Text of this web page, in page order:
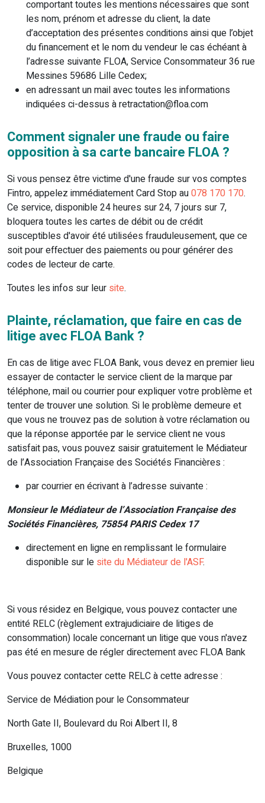
comportant toutes les mentions nécessaires que sont
les nom, prénom et adresse du client, la date
d’acceptation des présentes conditions ainsi que l’objet
du financement et le nom du vendeur le cas échéant à
l’adresse suivante FLOA, Service Consommateur 36 rue
Messines 59686 Lille Cedex;
en adressant un mail avec toutes les informations
indiquées ci-dessus à retractation@floa.com
Comment signaler une fraude ou faire
opposition à sa carte bancaire FLOA ?
Si vous pensez être victime d'une fraude sur vos comptes
Fintro, appelez immédiatement Card Stop au078 170 170.
Ce service, disponible 24 heures sur 24, 7 jours sur 7,
bloquera toutes les cartes de débit ou de crédit
susceptibles d'avoir été utilisées frauduleusement, que ce
soit pour effectuer des paiements ou pour générer des
codes de lecteur de carte.
Toutes les infos sur leur site.
Plainte, réclamation, que faire en cas de
litige avec FLOA Bank ?
En cas de litige avec FLOA Bank, vous devez en premier lieu
essayer de contacter le service client de la marque par
téléphone, mail ou courrier pour expliquer votre problème et
tenter de trouver une solution. Si le problème demeure et
que vous ne trouvez pas de solution à votre réclamation ou
que la réponse apportée par le service client ne vous
satisfait pas, vous pouvez saisir gratuitement le Médiateur
de l’Association Française des Sociétés Financières :
par courrier en écrivant à l’adresse suivante :
Monsieur le Médiateur de l’Association Française des
Sociétés Financières, 75854 PARIS Cedex 17
directement en ligne en remplissant le formulaire
disponible sur le site du Médiateur de l'ASF.
Si vous résidez en Belgique, vous pouvez contacter une
entité RELC (règlement extrajudiciaire de litiges de
consommation) locale concernant un litige que vous n'avez
pas été en mesure de régler directement avec FLOA Bank
Vous pouvez contacter cette RELC à cette adresse :
Service de Médiation pour le Consommateur
North Gate II, Boulevard du Roi Albert II, 8
Bruxelles, 1000
Belgique